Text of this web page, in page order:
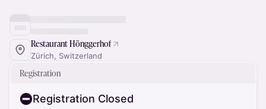
Restaurant Hönggerhof
Zürich, Switzerland
Registration
Registration Closed